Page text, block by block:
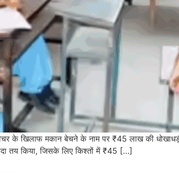
के खिलाफ मकान बेचने के नाम पर ₹45 लाख की
तय किया, जिसके लिए किश्तों में ₹45 […]